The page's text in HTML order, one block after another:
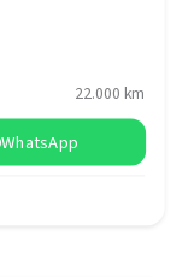
22.000 km
WhatsApp